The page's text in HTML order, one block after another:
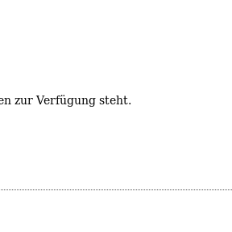
zur Verfügung steht.